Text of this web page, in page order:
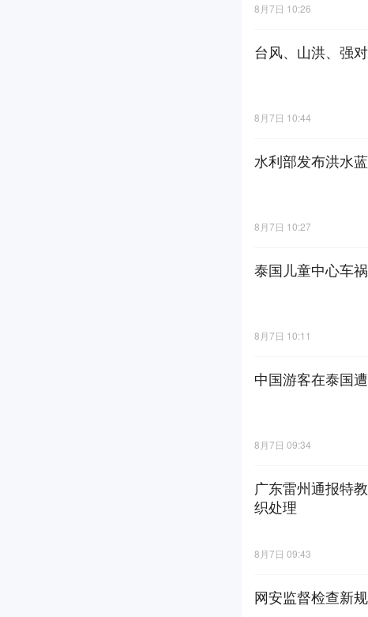
8月7日 10:26
台风、山洪、强
8月7日 10:44
水利部发布洪水
8月7日 10:27
泰国儿童中心车
8月7日 10:11
中国游客在泰国
8月7日 09:34
广东雷州通报特
织处理
8月7日 09:43
网安监督检查新